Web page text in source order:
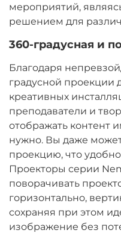
мероприятий,
решением для
360-градусная и
Благодаря
градусной проекции
креативных
преподаватели и
отображать контент
нужно. Вы даже
проекцию, что
Проекторы серии
поворачивать
горизонтально,
сохраняя при этом
изображение без